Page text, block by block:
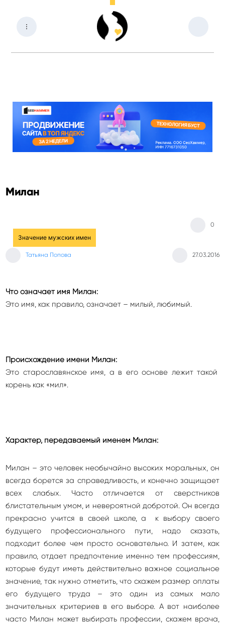
Милан
Значение мужских имен
Татьяна Попова 27.03.2016
0
Что означает имя Милан:
Это имя, как правило, означает – милый, любимый.
Происхождение имени Милан:
Это старославянское имя, а в его основе лежит такой
корень как «мил».
Характер, передаваемый именем Милан:
Милан – это человек необычайно высоких моральных, он
всегда борется за справедливость, и конечно защищает
всех слабых. Часто отличается от сверстников
блистательным умом, и невероятной добротой. Он всегда
прекрасно учится в своей школе, а к выбору своего
будущего профессионального пути, надо сказать,
подходит более чем просто основательно. И затем, как
правило, отдает предпочтение именно тем профессиям,
которые будут иметь действительно важное социальное
значение, так нужно отметить, что скажем размер оплаты
его будущего труда – это один из самых мало
значительных критериев в его выборе. А вот наиболее
часто Милан может выбирать профессии, скажем врача,